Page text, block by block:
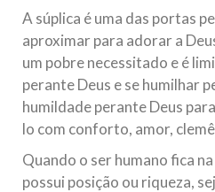
Relações Exteriores da
Kharrazi, que encontra-se
A súplica é uma das portas
aproximar para adorar a
um pobre necessitado e é
perante Deus e se humilhar
humildade perante Deus
lo com conforto, amor,
Quando o ser humano fica
possui posição ou riqueza,